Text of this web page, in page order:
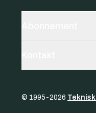
© 1995-2026